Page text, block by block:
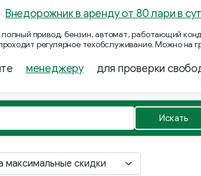
Внедорожник в аренду от 80 лари в
привод, бензин, автомат, работающий
регулярное техобслуживание. Можно на
менеджеру для проверки
Искать